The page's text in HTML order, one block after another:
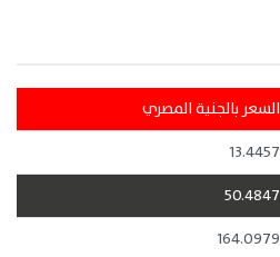
السعر بالجنية المصري
13.4457
50.4847
164.0979